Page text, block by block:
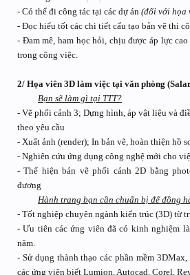
- Có thể đi công tác tại các dự án (đối với họa
- Đọc hiểu tốt các chi tiết cấu tạo bản vẽ thi
- Đam mê, ham học hỏi, chịu được áp lực
trong công việc.
2/ Họa viên 3D làm việc tại văn phòng
Bạn sẽ làm gì tại TTT?
- Vẽ phối cảnh 3; Dựng hình, áp vật liệu và
theo yêu cầu
- Xuất ảnh (render); In bản vẽ, hoàn thiện hồ
- Nghiên cứu ứng dụng công nghệ mới cho
- Thể hiện bản vẽ phối cảnh 2D bằng
đương
Hành trang bạn cần chuẩn bị để đồng
- Tốt nghiệp chuyên ngành kiến trúc (3D) từ
- Ưu tiên các ứng viên đã có kinh nghiệm
năm.
- Sử dụng thành thạo các phần mềm
các ứng viên biết Lumion, Autocad, Corel,